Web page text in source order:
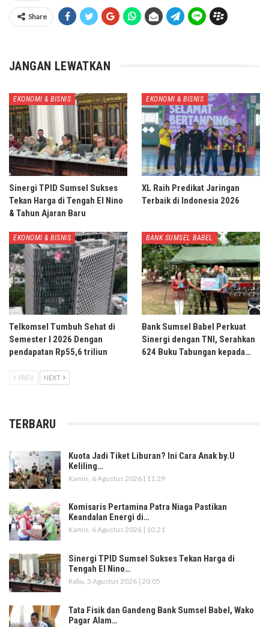
Share
JANGAN LEWATKAN
EKONOMI & BISNIS
Sinergi TPID Sumsel Sukses
Tekan Harga di Tengah El Nino
& Tahun Ajaran Baru
EKONOMI & BISNIS
XL Raih Predikat Jaringan
Terbaik di Indonesia 2026
EKONOMI & BISNIS
Telkomsel Tumbuh Sehat di
Semester I 2026 Dengan
pendapatan Rp55,6 triliun
BANK SUMSEL BABEL
Bank Sumsel Babel Perkuat
Sinergi dengan TNI, Serahkan
624 Buku Tabungan kepada…
PREV NEXT
TERBARU
Kuota Jadi Tiket Liburan? Ini Cara Anak by.U
Keliling…
Kamis, 6 Agustus 2026 | 11.29
Komisaris Pertamina Patra Niaga Pastikan
Keandalan Energi di…
Kamis, 6 Agustus 2026 | 10.21
Sinergi TPID Sumsel Sukses Tekan Harga di
Tengah El Nino…
Rabu, 5 Agustus 2026 | 20.05
Tata Fisik dan Gandeng Bank Sumsel Babel, Wako
Pagar Alam…